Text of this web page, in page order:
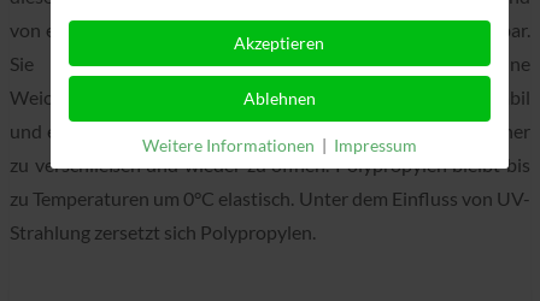
von empfindlichen Kleinteilen. Die Box ist vielseitig einsetzbar.
Sie besteht zu 100% aus Polypropylen, enthält keine
Weichmacher und ist daher auch lebensmittelecht. Sie ist stabil
und etwas elastisch, wiederverwendbar, leicht und doch sicher
zu verschließen und wieder zu öffnen.Polypropylen bleibt bis
zu Temperaturen um 0°C elastisch. Unter dem Einfluss von UV-
Strahlung zersetzt sich Polypropylen.
Akzeptieren
Ablehnen
Weitere Informationen | Impressum